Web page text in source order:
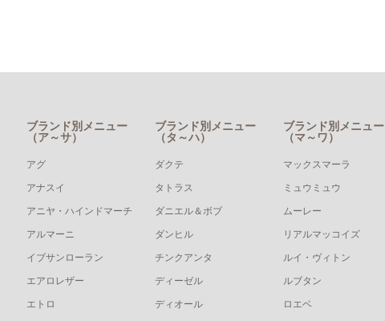
ブランド別メニュー
（ア～サ）
アグ
アナスイ
アニヤ・ハインドマーチ
アルマーニ
イブサンローラン
エアロレザー
エトロ
ブランド別メニュー
（タ～ハ）
ダクテ
タトラス
ダニエル＆ボブ
ダンヒル
チンクアンタ
ディーゼル
ディオール
ブランド別メニュー
（マ～ワ）
マックスマーラ
ミュウミュウ
ムーレー
リアルマッコイズ
ルイ・ヴィトン
ルブタン
ロエベ